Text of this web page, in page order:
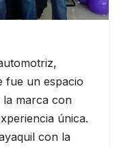
fue un espacio
la marca con
única.
con la